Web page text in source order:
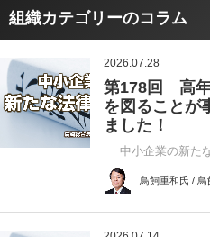
組織カテゴリーのコラム
2026.07.28
第178回 高年
を図ることが
ました！
中小企業の新た
鳥飼重和氏 /